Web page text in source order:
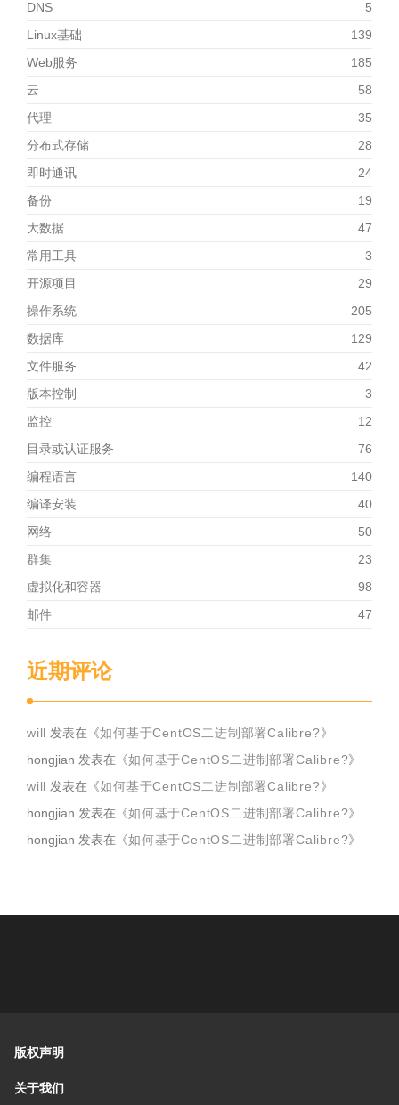
DNS
5
Linux基础
139
Web服务
185
云
58
代理
35
分布式存储
28
即时通讯
24
备份
19
大数据
47
常用工具
3
开源项目
29
操作系统
205
数据库
129
文件服务
42
版本控制
3
监控
12
目录或认证服务
76
编程语言
140
编译安装
40
网络
50
群集
23
虚拟化和容器
98
邮件
47
近期评论
will 发表在《如何基于CentOS二进制部署Calibre?》
hongjian 发表在《如何基于CentOS二进制部署Calibre?》
will 发表在《如何基于CentOS二进制部署Calibre?》
hongjian 发表在《如何基于CentOS二进制部署Calibre?》
hongjian 发表在《如何基于CentOS二进制部署Calibre?》
版权声明
关于我们